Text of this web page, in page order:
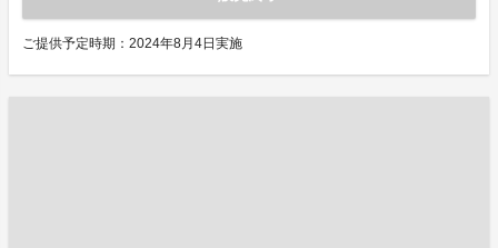
ご提供予定時期：2024年8月4日実施